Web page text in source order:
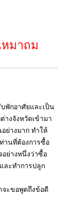
หมาถม
พักอาศัยและเป็น
งจังหวัดเข้ามา
ย่างมาก ทำให้
านที่ต้องการซื้อ
อย่างหนึ่งว่าซื้อ
ละทำการปลูก
จะขอพูดถึงข้อดี